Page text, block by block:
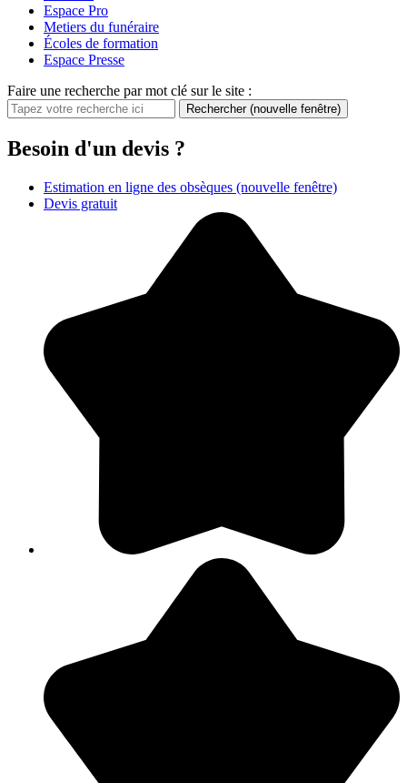
Espace Pro
Metiers du funéraire
Écoles de formation
Espace Presse
Faire une recherche par mot clé sur le site :
Rechercher (nouvelle fenêtre)
Besoin d'un devis ?
Estimation en ligne des obsèques (nouvelle fenêtre)
Devis gratuit